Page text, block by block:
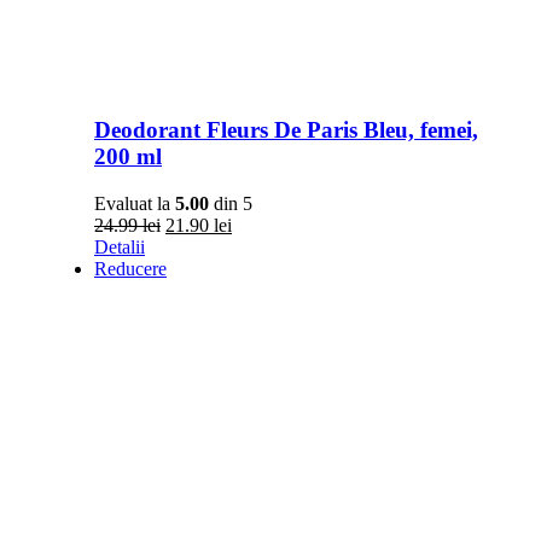
Deodorant Fleurs De Paris Bleu, femei,
200 ml
Evaluat la 5.00din 5
24.99lei Prețul
a
21.90 leiPrețul
Detalii
Reducere